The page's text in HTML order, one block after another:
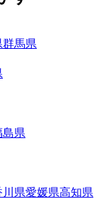
群馬県
島県
川県愛媛県高知県